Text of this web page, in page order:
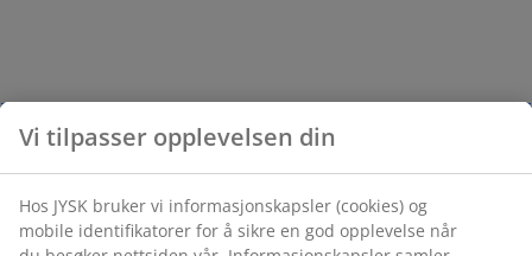
Vi tilpasser opplevelsen din
Hos JYSK bruker vi informasjonskapsler (cookies) og
mobile identifikatorer for å sikre en god opplevelse når